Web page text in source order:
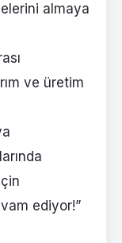
almaya
ve üretim
ediyor!”